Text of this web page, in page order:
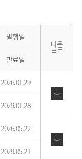
발행일
다운
로드
만료일
2026.01.29
2029.01.28
2026.05.22
2029.05.21